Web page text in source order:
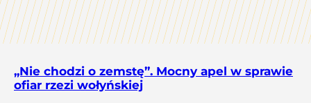
„Nie chodzi o zemstę”. Mocny apel w sprawie
ofiar rzezi wołyńskiej